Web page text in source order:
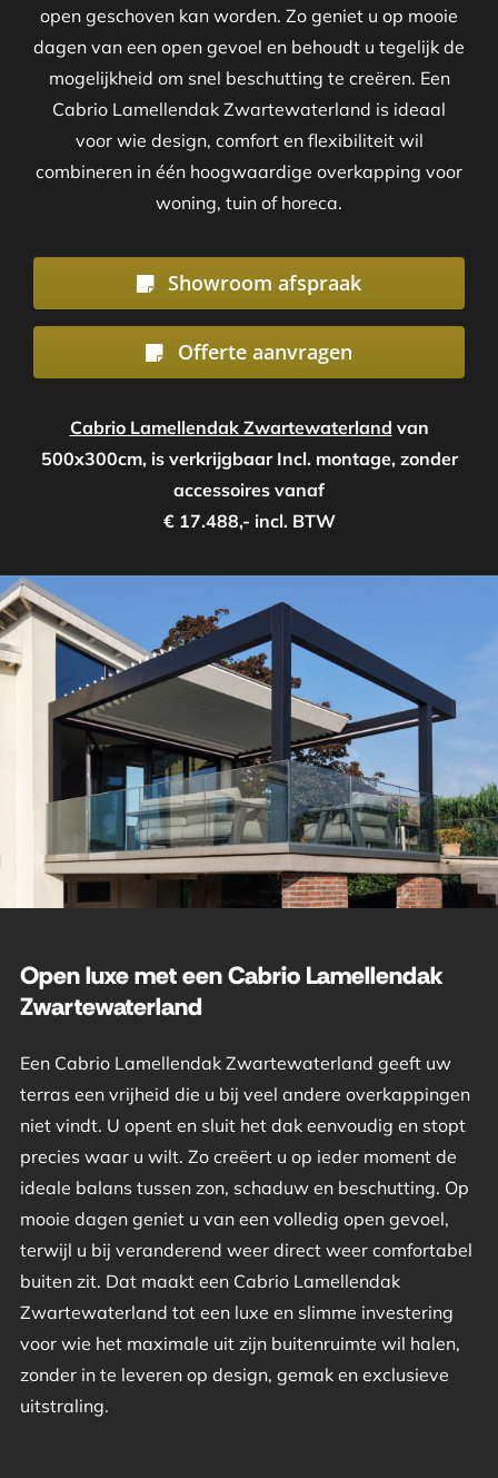
open geschoven kan worden. Zo geniet u op mooie
dagen van een open gevoel en behoudt u tegelijk de
mogelijkheid om snel beschutting te creëren. Een
Cabrio Lamellendak Zwartewaterland is ideaal
voor wie design, comfort en flexibiliteit wil
combineren in één hoogwaardige overkapping voor
woning, tuin of horeca.
Showroom afspraak
Offerte aanvragen
Cabrio Lamellendak Zwartewaterland van
500x300cm, is verkrijgbaar Incl. montage, zonder
accessoires vanaf
€ 17.488,- incl. BTW
Open luxe met een Cabrio Lamellendak
Zwartewaterland
Een Cabrio Lamellendak Zwartewaterland geeft uw
terras een vrijheid die u bij veel andere overkappingen
niet vindt. U opent en sluit het dak eenvoudig en stopt
precies waar u wilt. Zo creëert u op ieder moment de
ideale balans tussen zon, schaduw en beschutting. Op
mooie dagen geniet u van een volledig open gevoel,
terwijl u bij veranderend weer direct weer comfortabel
buiten zit. Dat maakt een Cabrio Lamellendak
Zwartewaterland tot een luxe en slimme investering
voor wie het maximale uit zijn buitenruimte wil halen,
zonder in te leveren op design, gemak en exclusieve
uitstraling.